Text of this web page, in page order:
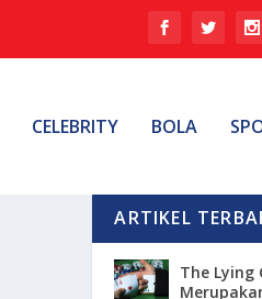
CELEBRITY BOLA
ARTIKEL
The Lying